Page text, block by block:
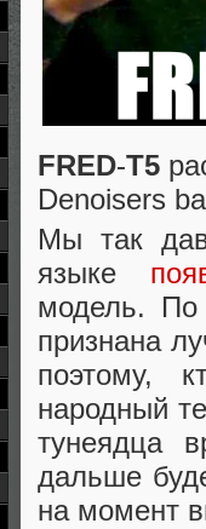
FRED-T5
Denoisers
Мы так
языке
модель. По
признана
поэтому,
народный
тунеядца
дальше
на момент